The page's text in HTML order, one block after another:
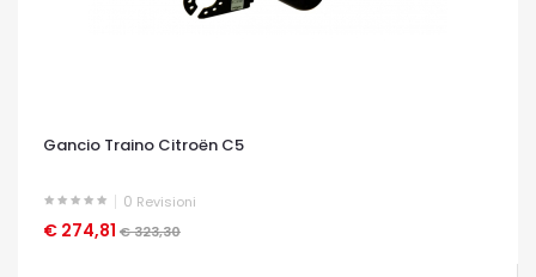
Gancio Traino Citroën C5
0 Revisioni
€ 274,81 € 323,30
OCCHIATA VELOCE